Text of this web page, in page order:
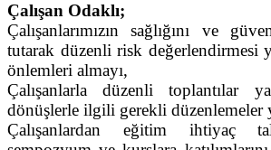
Çalışan Odaklı;
Çalışanlarımızın sağlığını ve
tutarak düzenli risk değerlendirmesi
önlemleri almayı,
Çalışanlarla düzenli toplantılar
dönüşlerle ilgili gerekli düzenlemeler
Çalışanlardan eğitim ihtiyaç